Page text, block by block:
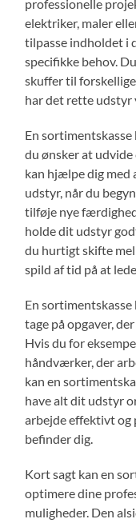
professionelle
elektriker, maler
tilpasse indholdet i
specifikke behov.
skuffer til
har det rette udstyr
En
du ønsker at
kan hjælpe dig med
udstyr, når du
tilføje nye
holde dit udstyr
du hurtigt skifte
spild af tid på at
En
tage på opgaver,
Hvis du for
håndværker, der
kan en
have alt dit udstyr
arbejde effektivt og
befinder dig.
Kort sagt kan en
optimere dine
muligheder. Den